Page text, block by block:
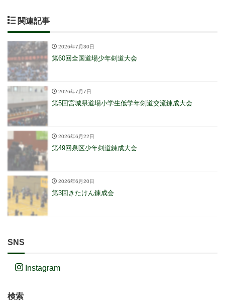
関連記事
2026年7月30日
第60回全国道場少年剣道大会
2026年7月7日
第5回宮城県道場小学生低学年剣道交流錬成大会
2026年6月22日
第49回泉区少年剣道錬成大会
2026年6月20日
第3回きたけん錬成会
SNS
Instagram
検索